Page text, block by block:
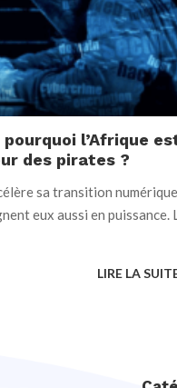
l’Afrique
des pirates ?
sa transition numérique,
eux aussi en puissance.
LIRE LA